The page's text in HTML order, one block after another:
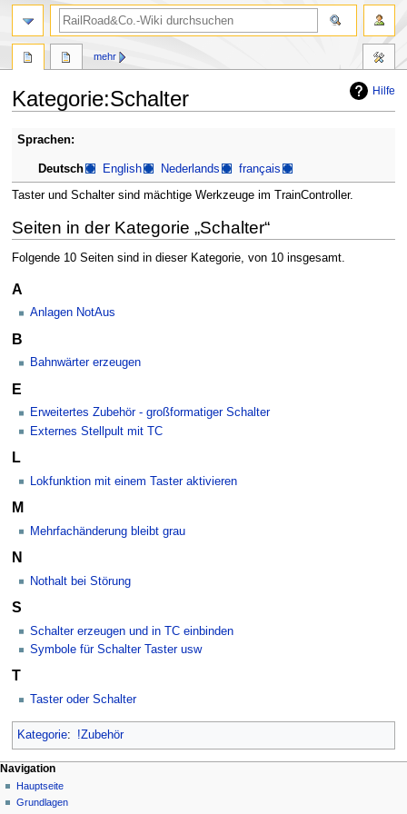
Hilfe
Kategorie:Schalter
Zur
springen
Zur
springen
Sprachen:
Deutsch English Nederlands français
Taster und Schalter sind mächtige Werkzeuge im TrainController.
Seiten in der Kategorie „Schalter“
Folgende 10 Seiten sind in dieser Kategorie, von 10 insgesamt.
A
Anlagen NotAus
B
Bahnwärter erzeugen
E
Erweitertes Zubehör - großformatiger Schalter
Externes Stellpult mit TC
L
Lokfunktion mit einem Taster aktivieren
M
Mehrfachänderung bleibt grau
N
Nothalt bei Störung
S
Schalter erzeugen und in TC einbinden
Symbole für Schalter Taster usw
T
Taster oder Schalter
Kategorie: !Zubehör
N
a
Seitenaktionen
Kategorie
Diskussion
mehr
Meine Werkzeuge
Deutsch
Anmelden
Navigation
Hauptseite
Grundlagen
Suche